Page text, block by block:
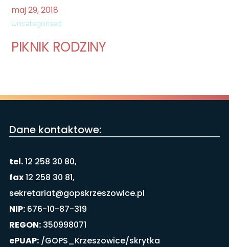
maj29,2018
Uncategorised
PIKNIK RODZINY
Dane kontaktowe:
tel.12 258 30 80,
fax12 258 30 81,
sekretariat@gopskrzeszowice.pl
NIP:676-10-87-319
REGON:350998071
ePUAP:/GOPS_Krzeszowice/skrytka